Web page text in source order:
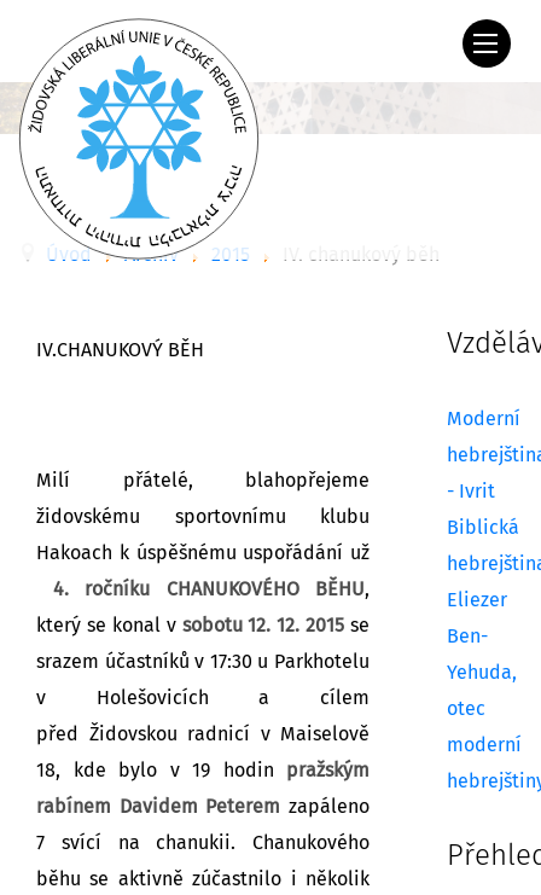
Úvod Archiv 2015 IV. chanukový běh
IV.CHANUKOVÝ BĚH
Milí přátelé, blahopřejeme
židovskému sportovnímu klubu
Hakoach k úspěšnému uspořádání už
4. ročníku CHANUKOVÉHO BĚHU,
který se konal v sobotu 12. 12. 2015 se
srazem účastníků v 17:30 u Parkhotelu
v Holešovicích a cílem
před Židovskou radnicí v Maiselově
18, kde bylo v 19 hodin pražským
rabínem Davidem Peterem zapáleno
7 svící na chanukii. Chanukového
běhu se aktivně zúčastnilo i několik
Moderní
- Ivrit
Biblická
Eliezer
Ben-
Yehuda,
otec
moderní